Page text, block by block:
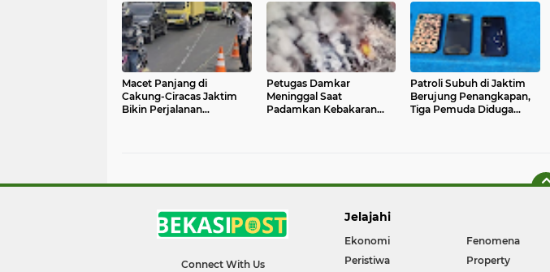
Macet Panjang di
Cakung-Ciracas Jaktim
Bikin Perjalanan
Petugas Damkar
Meninggal Saat
Padamkan Kebakaran
Patroli Subuh di Jaktim
Berujung Penangkapan,
Tiga Pemuda Diduga
Connect With Us
Jelajahi
Ekonomi Fenomena
Peristiwa
Property